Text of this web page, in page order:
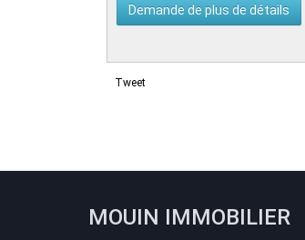
Tweet
MOUIN IMMOBILIER